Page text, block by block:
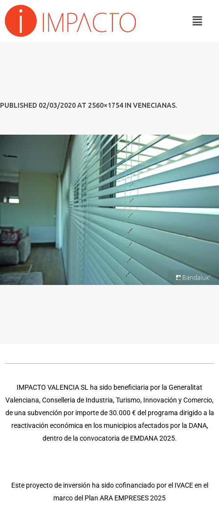
PUBLISHED 02/03/2020AT 2560×1754 IN VENECIANAS.
IMPACTO VALENCIA SL ha sido beneficiaria por la Generalitat
Valenciana, Conselleria de Industria, Turismo, Innovación y Comercio,
de una subvención por importe de 30.000 € del programa dirigido a la
reactivación económica en los municipios afectados por la DANA,
dentro de la convocatoria de EMDANA 2025.
Este proyecto de inversión ha sido cofinanciado por el IVACE en el
marco del Plan ARA EMPRESES 2025